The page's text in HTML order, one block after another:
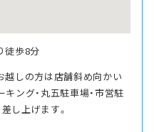
徒歩8分
越しの方は店舗斜め向かい
ング・丸五駐車場・市営駐
し上げます。